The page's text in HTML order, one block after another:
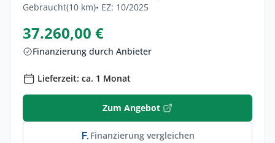
Gebraucht(10 km)• EZ: 10/2025
37.260,00 €
Finanzierung durch Anbieter
Lieferzeit: ca. 1 Monat
Zum Angebot
Finanzierung vergleichen